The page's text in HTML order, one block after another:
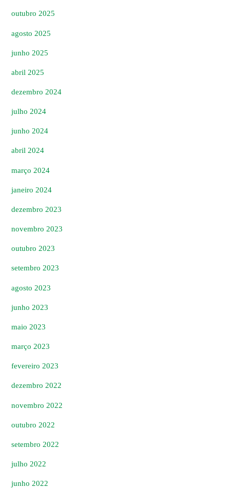
outubro 2025
agosto 2025
junho 2025
abril 2025
dezembro 2024
julho 2024
junho 2024
abril 2024
março 2024
janeiro 2024
dezembro 2023
novembro 2023
outubro 2023
setembro 2023
agosto 2023
junho 2023
maio 2023
março 2023
fevereiro 2023
dezembro 2022
novembro 2022
outubro 2022
setembro 2022
julho 2022
junho 2022